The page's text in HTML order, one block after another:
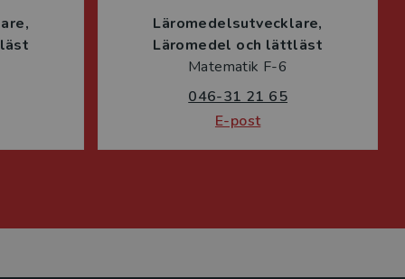
Läromedelsutvecklare
Läromedel och lättläst
Matematik F-6
046-31 21 65
E-post